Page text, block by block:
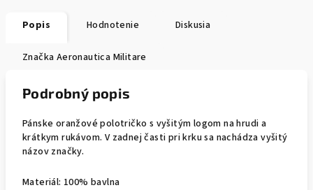
Popis Hodnotenie Diskusia
Značka Aeronautica Militare
Podrobný popis
Pánske oranžové polotričko s vyšitým logom na hrudi a
krátkym rukávom. V zadnej časti pri krku sa nachádza vyšitý
názov značky.
Materiál: 100% bavlna